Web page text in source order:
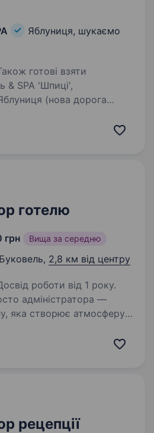
Яблуниця, шукаємо
готові взяти
(нова дорога
готелю
грн Вища за середню
2,8 км від центру
роботи від 1 року.
адміністратора —
яка створює атмосферу.
і знову. Якщо
рецепції